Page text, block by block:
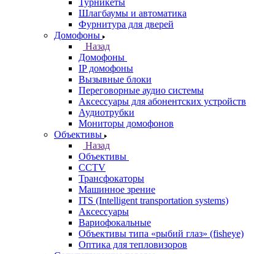
Турникеты
Шлагбаумы и автоматика
Фурнитура для дверей
Домофоны
Назад
Домофоны
IP домофоны
Вызывные блоки
Переговорные аудио системы
Аксессуары для абонентских устройств
Аудиотрубки
Мониторы домофонов
Объективы
Назад
Объективы
CCTV
Трансфокаторы
Машинное зрение
ITS (Intelligent transportation systems)
Аксессуары
Вариофокальные
Объективы типа «рыбий глаз» (fisheye)
Оптика для тепловизоров